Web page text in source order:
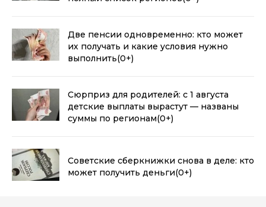
Две пенсии одновременно: кто может
их получать и какие условия нужно
выполнить(0+)
Сюрприз для родителей: с 1 августа
детские выплаты вырастут — названы
суммы по регионам(0+)
Советские сберкнижки снова в деле: кто
может получить деньги(0+)